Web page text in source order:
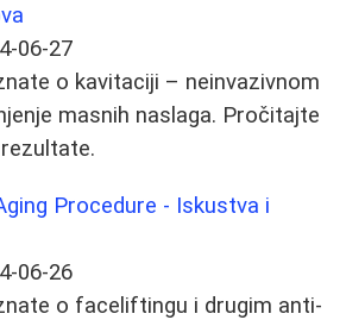
06-27
o kavitaciji – neinvazivnom
masnih naslaga. Pročitajte
Procedure - Iskustva i
06-26
o faceliftingu i drugim anti-